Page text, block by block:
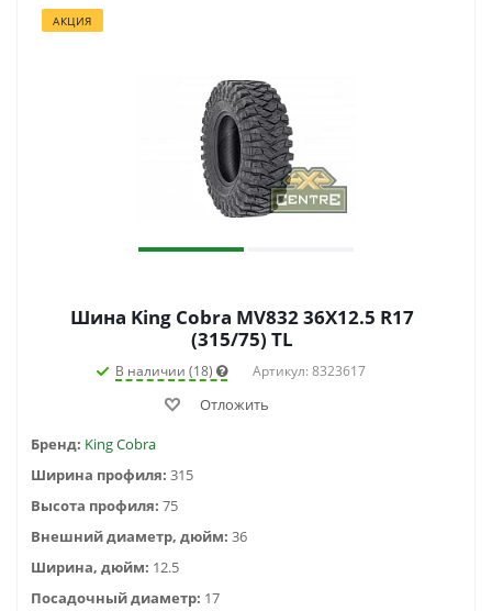
АКЦИЯ
Шина King Cobra MV832 36X12.5 R17
(315/75) TL
В наличии (18) Артикул: 8323617
Отложить
Бренд: King Cobra
Ширина профиля: 315
Высота профиля: 75
Внешний диаметр, дюйм: 36
Ширина, дюйм: 12.5
Посадочный диаметр: 17